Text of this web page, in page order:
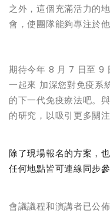
之外，這個充滿活力的
會，使團隊能夠專注於他
期待今年 8 月 7 日至 9
一起來 加深您對免疫系
的下一代免疫療法吧。
的研究，以吸引更多關注
除了現場報名的方案，
任何地點皆可連線同步
會議議程和演講者已公